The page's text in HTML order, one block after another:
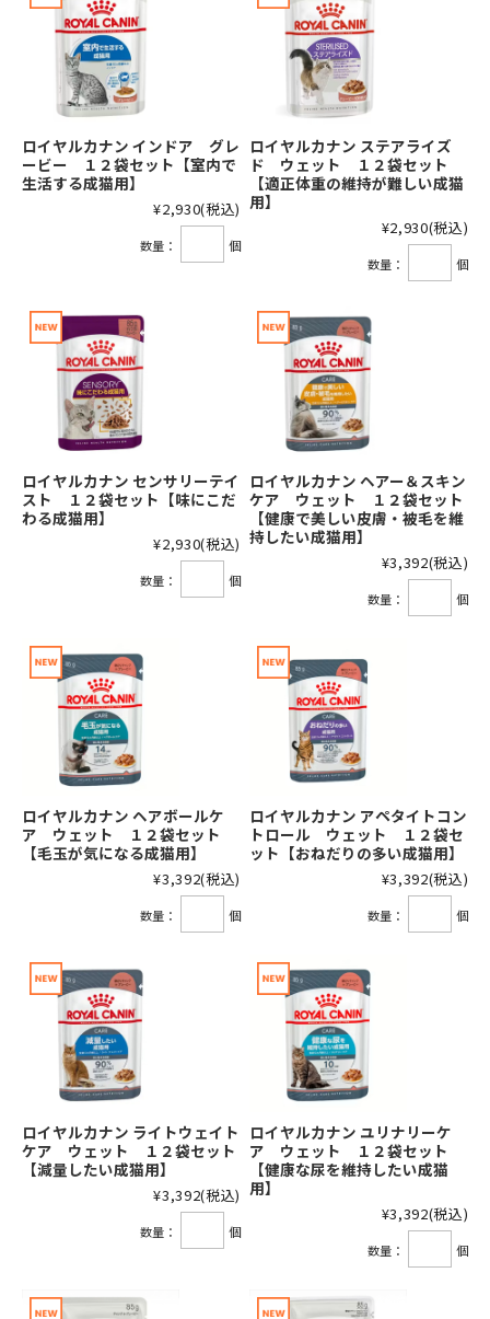
ロイヤルカナン インドア グレ
ービー １２袋セット【室内で
生活する成猫用】
¥2,930(税込)
数量： 個
ロイヤルカナン ステアライズ
ド ウェット １２袋セット
【適正体重の維持が難しい成猫
用】
¥2,930(税込)
数量： 個
ロイヤルカナン センサリーテイ
スト １２袋セット【味にこだ
わる成猫用】
¥2,930(税込)
数量： 個
ロイヤルカナン ヘアー＆スキン
ケア ウェット １２袋セット
【健康で美しい皮膚・被毛を維
持したい成猫用】
¥3,392(税込)
数量： 個
ロイヤルカナン ヘアボールケ
ア ウェット １２袋セット
【毛玉が気になる成猫用】
¥3,392(税込)
数量： 個
ロイヤルカナン アペタイトコン
トロール ウェット １２袋セ
ット【おねだりの多い成猫用】
¥3,392(税込)
数量： 個
ロイヤルカナン ライトウェイト
ケア ウェット １２袋セット
【減量したい成猫用】
¥3,392(税込)
数量： 個
ロイヤルカナン ユリナリーケ
ア ウェット １２袋セット
【健康な尿を維持したい成猫
用】
¥3,392(税込)
数量： 個